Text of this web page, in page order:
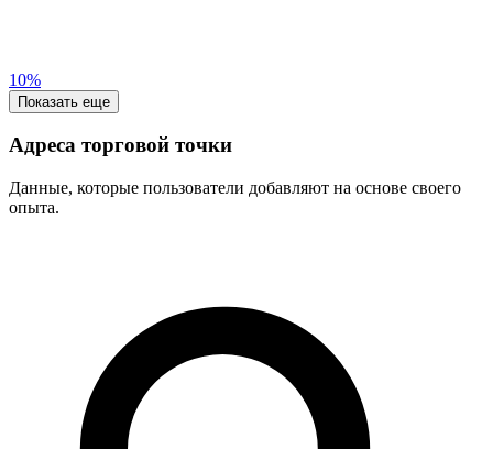
10%
Показать еще
Адреса торговой точки
Данные, которые пользователи добавляют на основе своего
опыта.